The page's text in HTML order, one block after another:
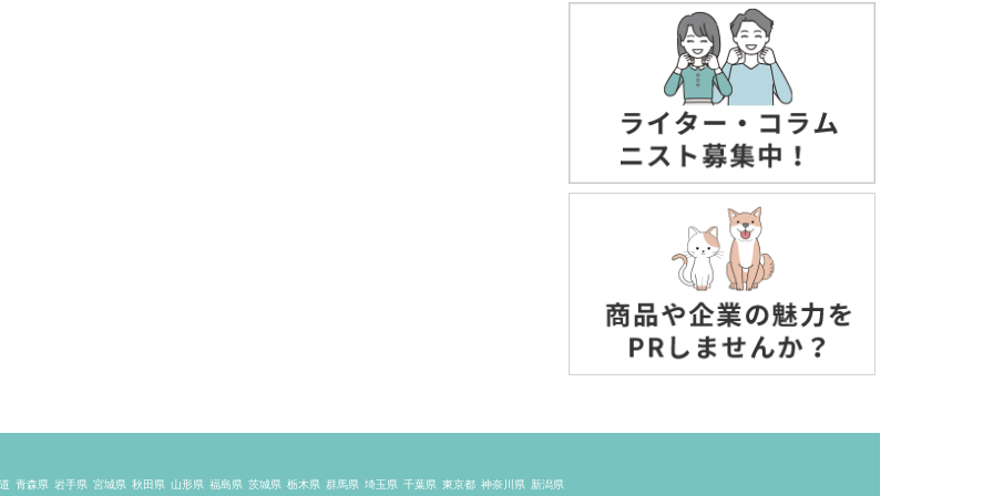
青森県 岩手県 宮城県 秋田県 山形県 福島県 茨城県 栃木県 群馬県 埼玉県 千葉県 東京都 神奈川県 新潟県